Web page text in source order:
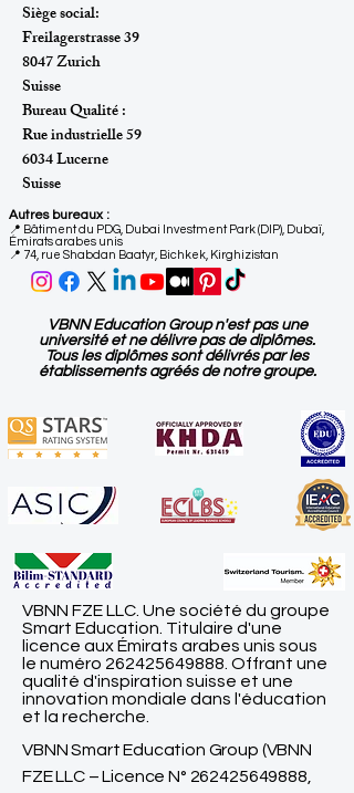
Siège social:
Freilagerstrasse 39
8047 Zurich
Suisse
Bureau Qualité :
Rue industrielle 59
6034 Lucerne
Suisse
Autres bureaux :
📍 Bâtiment du PDG, Dubai Investment Park (DIP), Dubaï,
Émirats arabes unis
📍 74, rue Shabdan Baatyr, Bichkek, Kirghizistan
VBNN Education Group n'est pas une
université et ne délivre pas de diplômes.
Tous les diplômes sont délivrés par les
établissements agréés de notre groupe.
VBNN FZE LLC. Une société du groupe
Smart Education. Titulaire d'une
licence aux Émirats arabes unis sous
le numéro 262425649888 . Offrant une
qualité d'inspiration suisse et une
innovation mondiale dans l'éducation
et la recherche.
VBNN Smart Education Group (VBNN
FZE LLC – Licence N° 262425649888